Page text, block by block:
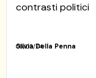
contrasti politici
06/03/24
Silvia Della Penna